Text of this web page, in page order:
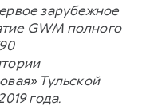
зарубежное
GWM полного
Тульской
года.